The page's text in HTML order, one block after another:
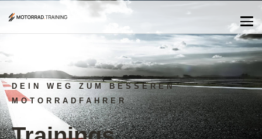
DEIN WEG ZUM BESSEREN
MOTORRADFAHRER